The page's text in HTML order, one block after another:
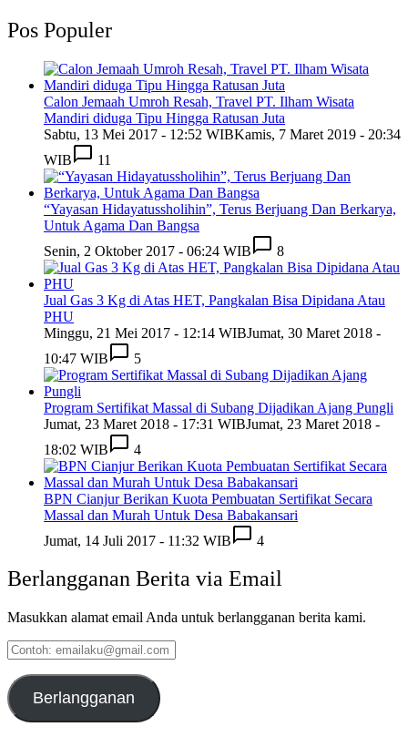
Pos Populer
Calon Jemaah Umroh Resah, Travel PT. Ilham Wisata
Mandiri diduga Tipu Hingga Ratusan Juta
Sabtu, 13 Mei 2017 - 12:52 WIBKamis, 7 Maret 2019 - 20:34
WIB
11
“Yayasan Hidayatussholihin”, Terus Berjuang Dan Berkarya,
Untuk Agama Dan Bangsa
Senin, 2 Oktober 2017 - 06:24 WIB
8
Jual Gas 3 Kg di Atas HET, Pangkalan Bisa Dipidana Atau
PHU
Minggu, 21 Mei 2017 - 12:14 WIBJumat, 30 Maret 2018 -
10:47 WIB
5
Program Sertifikat Massal di Subang Dijadikan Ajang Pungli
Jumat, 23 Maret 2018 - 17:31 WIBJumat, 23 Maret 2018 -
18:02 WIB
4
BPN Cianjur Berikan Kuota Pembuatan Sertifikat Secara
Massal dan Murah Untuk Desa Babakansari
Jumat, 14 Juli 2017 - 11:32 WIB
4
Berlangganan Berita via Email
Masukkan alamat email Anda untuk berlangganan berita kami.
Contoh:
emailaku@gmail.com
Berlangganan